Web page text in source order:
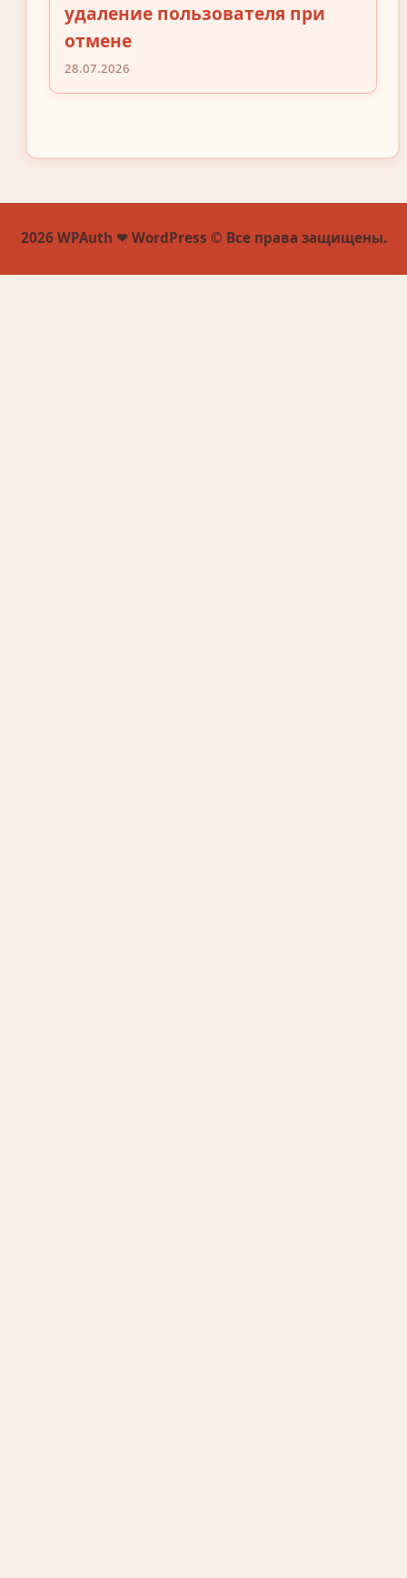
удаление пользователя при
отмене
28.07.2026
2026 WPAuth ❤ WordPress © Все права защищены.